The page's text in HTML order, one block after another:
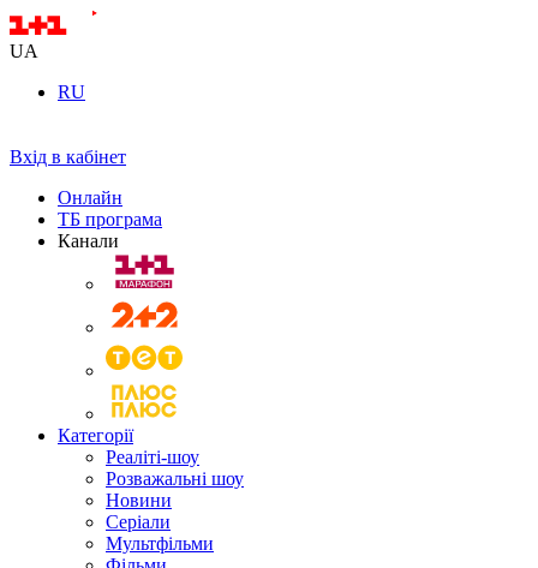
UA
RU
Вхід в кабінет
Онлайн
ТБ програма
Канали
Категорії
Реаліті-шоу
Розважальні шоу
Новини
Серіали
Мультфільми